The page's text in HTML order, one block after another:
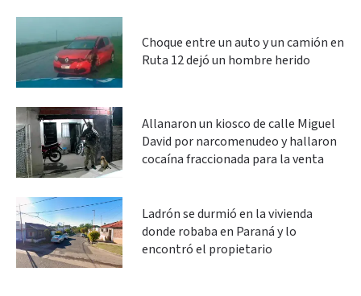
Choque entre un auto y un camión en
Ruta 12 dejó un hombre herido
Allanaron un kiosco de calle Miguel
David por narcomenudeo y hallaron
cocaína fraccionada para la venta
Ladrón se durmió en la vivienda
donde robaba en Paraná y lo
encontró el propietario